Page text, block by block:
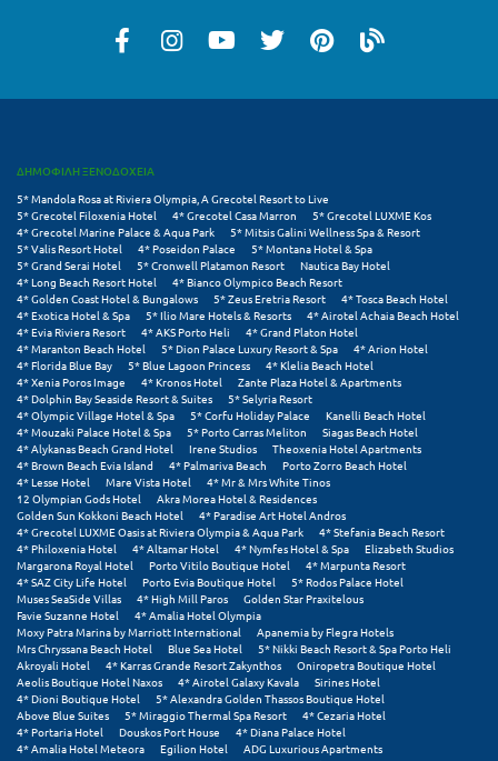
Π
Πάλαιρος
Παξοί
Παραλία Κατερίνης
Παραλία Λιτοχώρου
Παράλιο Άστρος
Πάργα
Παρνασσός
Πάρος
Πάτμος
Πάτρα
Παύλιανη
Πειραιάς
ΔΗΜΟΦΙΛΗ ΞΕΝΟΔΟΧΕΙΑ
5* Mandola Rosa at Riviera Olympia, A Grecotel Resort to Live
5* Grecotel Filoxenia Hotel
4* Grecotel Casa Marron
5* Grecotel LUXME Kos
4* Grecotel Marine Palace & Aqua Park
5* Mitsis Galini Wellness Spa & Resort
5* Valis Resort Hotel
4* Poseidon Palace
5* Montana Hotel & Spa
5* Grand Serai Hotel
5* Cronwell Platamon Resort
Nautica Bay Hotel
4* Long Beach Resort Hotel
4* Bianco Olympico Beach Resort
4* Golden Coast Hotel & Bungalows
5* Zeus Eretria Resort
4* Tosca Beach Hotel
4* Exotica Hotel & Spa
5* Ilio Mare Hotels & Resorts
4* Airotel Achaia Beach Hotel
4* Evia Riviera Resort
4* AKS Porto Heli
4* Grand Platon Hotel
4* Maranton Beach Hotel
5* Dion Palace Luxury Resort & Spa
4* Arion Hotel
4* Florida Blue Bay
5* Blue Lagoon Princess
4* Klelia Beach Hotel
4* Xenia Poros Image
4* Kronos Hotel
Zante Plaza Hotel & Apartments
4* Dolphin Bay Seaside Resort & Suites
5* Selyria Resort
4* Olympic Village Hotel & Spa
5* Corfu Holiday Palace
Kanelli Beach Hotel
4* Mouzaki Palace Hotel & Spa
5* Porto Carras Meliton
Siagas Beach Hotel
4* Alykanas Beach Grand Hotel
Irene Studios
Theoxenia Hotel Apartments
4* Brown Beach Evia Island
4* Palmariva Beach
Porto Zorro Beach Hotel
4* Lesse Hotel
Mare Vista Hotel
4* Mr & Mrs White Tinos
12 Olympian Gods Hotel
Akra Morea Hotel & Residences
Golden Sun Kokkoni Beach Hotel
4* Paradise Art Hotel Andros
4* Grecotel LUXME Oasis at Riviera Olympia & Aqua Park
4* Stefania Beach Resort
4* Philoxenia Hotel
4* Altamar Hotel 4* Nymfes Hotel & Spa
Elizabeth Studios
Margarona Royal Hotel
Porto Vitilo Boutique Hotel
4* Marpunta Resort
4* SAZ City Life Hotel
Porto Evia Boutique Hotel
5* Rodos Palace Hotel
Muses SeaSide Villas
4* High Mill Paros
Golden Star Praxitelous
Favie Suzanne Hotel
4* Amalia Hotel Olympia
Moxy Patra Marina by Marriott International
Apanemia by Flegra Hotels
Mrs Chryssana Beach Hotel
Blue Sea Hotel
5* Nikki Beach Resort & Spa Porto Heli
Akroyali Hotel
4* Karras Grande Resort Zakynthos
Oniropetra Boutique Hotel
Aeolis Boutique Hotel Naxos
4* Airotel Galaxy Kavala
Sirines Hotel
4* Dioni Boutique Hotel
5* Alexandra Golden Thassos Boutique Hotel
Above Blue Suites
5* Miraggio Thermal Spa Resort
4* Cezaria Hotel
4* Portaria Hotel
Douskos Port House
4* Diana Palace Hotel
4* Amalia Hotel Meteora
Egilion Hotel
ADG Luxurious Apartments